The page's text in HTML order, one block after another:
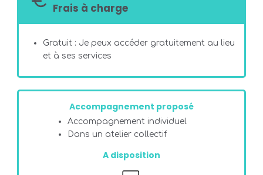
Frais à charge
Gratuit : Je peux accéder gratuitement au lieu
et à ses services
Accompagnement proposé
Accompagnement individuel
Dans un atelier collectif
A disposition